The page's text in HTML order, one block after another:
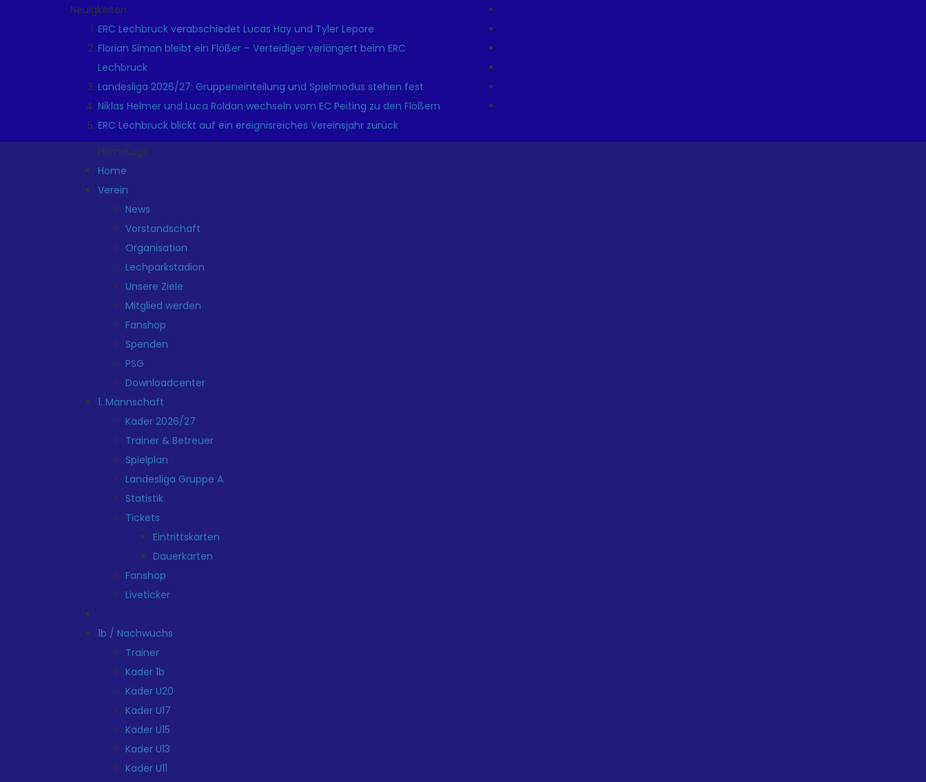
Neuigkeiten
ERC Lechbruck verabschiedet Lucas Hay und Tyler Lepore
Florian Simon bleibt ein Flößer – Verteidiger verlängert beim ERC
Lechbruck
Landesliga 2026/27: Gruppeneinteilung und Spielmodus stehen fest
Niklas Helmer und Luca Roldan wechseln vom EC Peiting zu den Flößern
ERC Lechbruck blickt auf ein ereignisreiches Vereinsjahr zurück
HomeLogo
Home
Verein
News
Vorstandschaft
Organisation
Lechparkstadion
Unsere Ziele
Mitglied werden
Fanshop
Spenden
PSG
Downloadcenter
1. Mannschaft
Kader 2026/27
Trainer & Betreuer
Spielplan
Landesliga Gruppe A
Statistik
Tickets
Eintrittskarten
Dauerkarten
Fanshop
Liveticker
1b / Nachwuchs
Trainer
Kader 1b
Kader U20
Kader U17
Kader U15
Kader U13
Kader U11